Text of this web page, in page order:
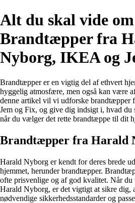
Alt du skal vide om
Brandtæpper fra
Nyborg, IKEA og
Brandtæpper er en vigtig del af ethvert
hyggelig atmosfære, men også kan være
denne artikel vil vi udforske
Jem og Fix, og give dig indsigt i, hvad
når du vælger det rette brandtæppe til dit
Brandtæpper fra Harald
Harald Nyborg er kendt for deres brede
hjemmet, herunder brandtæpper.
ofte prisvenlige og af god kvalitet. Når
Harald Nyborg, er det vigtigt at sikre dig,
nødvendige sikkerhedsstandarder og